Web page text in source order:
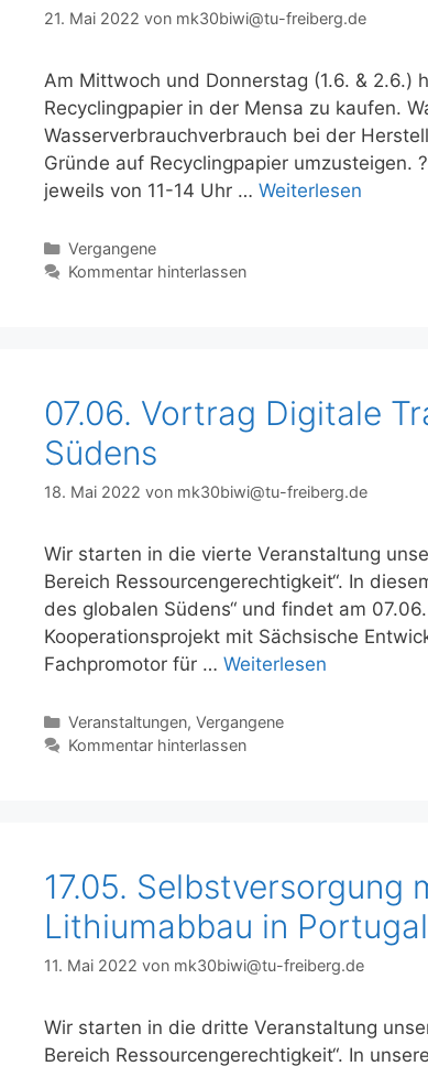
21. Mai 2022 von mk30biwi@tu-freiberg.de
Am Mittwoch und Donnerstag (1.6. & 2.6.)
Recyclingpapier in der Mensa zu kaufen.
Wasserverbrauchverbrauch bei der
Gründe auf Recyclingpapier umzusteigen.
jeweils von 11-14 Uhr … Weiterlesen
Kategorien
Vergangene
Kommentar hinterlassen
07.06. Vortrag Digitale
Südens
18. Mai 2022 von mk30biwi@tu-freiberg.de
Wir starten in die vierte Veranstaltung
Bereich Ressourcengerechtigkeit“. In
des globalen Südens“ und findet am
Kooperationsprojekt mit Sächsische
Fachpromotor für … Weiterlesen
Kategorien
Veranstaltungen, Vergangene
Kommentar hinterlassen
17.05.
Lithiumabbau in Portugal
11. Mai 2022 von mk30biwi@tu-freiberg.de
Wir starten in die dritte Veranstaltung
Bereich Ressourcengerechtigkeit“. In